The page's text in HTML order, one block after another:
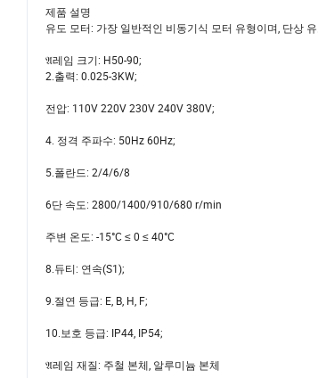
제품 설명
유도 모터: 가장 일반적인 비동기식 모터 유형이며, 단상
𝔄레임 크기: H50-90;
2.출력: 0.025-3KW;
전압: 110V 220V 230V 240V 380V;
4. 정격 주파수: 50Hz 60Hz;
5.폴란드: 2/4/6/8
6단 속도: 2800/1400/910/680 r/min
주변 온도: -15°C ≤ 0 ≤ 40°C
8.듀티: 연속(S1);
9.절연 등급: E, B, H, F;
10.보호 등급: IP44, IP54;
𝔄레임 재질: 주철 본체, 알루미늄 본체